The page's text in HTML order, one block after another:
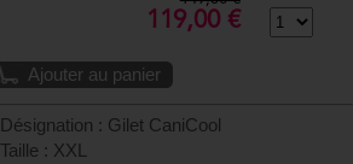
119,00 €
Ajouter au panier
Désignation : Gilet CaniCool
Taille : XXL